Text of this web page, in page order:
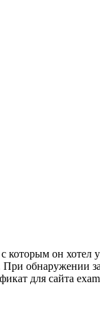
он хотел
обнаружении
для сайта